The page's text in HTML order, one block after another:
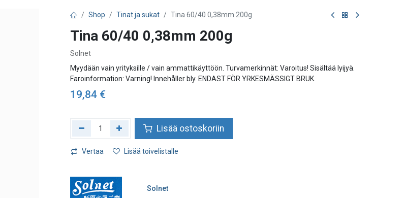
Shop Tinat ja sukat Tina 60/40 0,38mm 200g
Tina 60/40 0,38mm 200g
Solnet
Myydään vain yrityksille / vain ammattikäyttöön. Turvamerkinnät: Varoitus! Sisältää lyijyä.
Faroinformation: Varning! Innehåller bly. ENDAST FÖR YRKESMÄSSIGT BRUK.
19,84 €
Lisää ostoskoriin
Vertaa Lisää toivelistalle
Solnet